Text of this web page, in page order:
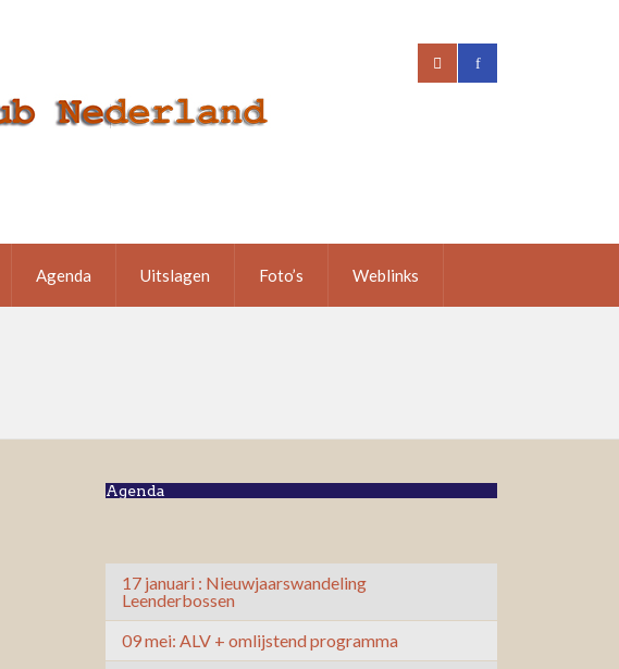
Agenda Uitslagen Foto’s Weblinks
Agenda
17 januari : Nieuwjaarswandeling
Leenderbossen
09 mei: ALV + omlijstend programma